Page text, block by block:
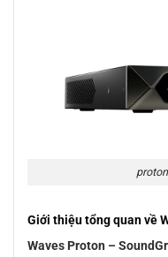
Giới thiệu tổng quan về
Waves Proton –